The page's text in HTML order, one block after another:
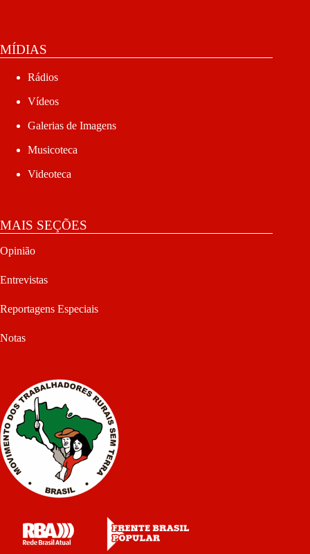
MÍDIAS
Rádios
Vídeos
Galerias de Imagens
Musicoteca
Videoteca
MAIS SEÇÕES
Opinião
Entrevistas
Reportagens Especiais
Notas